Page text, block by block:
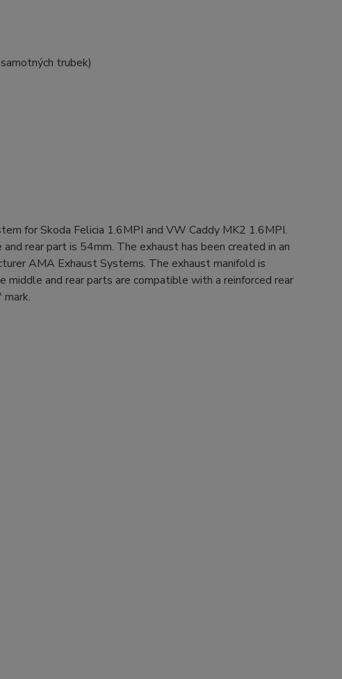
trubek)
for Skoda Felicia 1.6MPI and VW Caddy MK2 1.6MPI.
rear part is 54mm. The exhaust has been created in an
AMA Exhaust Systems. The exhaust manifold is
and rear parts are compatible with a reinforced rear